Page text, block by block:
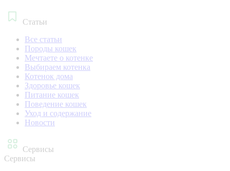
Статьи
Все статьи
Породы кошек
Мечтаете о котенке
Выбираем котенка
Котенок дома
Здоровье кошек
Питание кошек
Поведение кошек
Уход и содержание
Новости
Сервисы
Сервисы